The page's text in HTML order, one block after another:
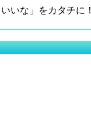
な」をカタチに！